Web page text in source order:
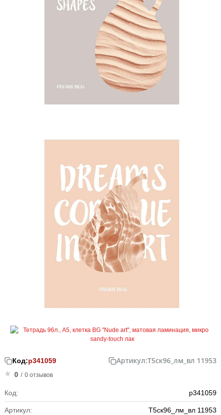
Код:р341059 Артикул:Т5ск96_лм_вл 11953
0 / 0 отзывов
Код: р341059
Артикул: Т5ск96_лм_вл 11953